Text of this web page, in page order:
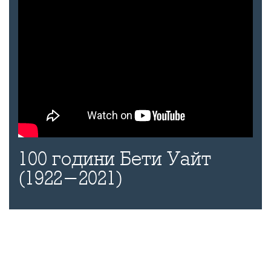
100 години Бети Уайт
(1922-2021)